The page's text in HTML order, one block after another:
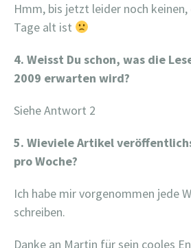
Hmm, bis jetzt leider noch
Tage alt ist
4. Weisst Du schon, was die
2009 erwarten wird?
Siehe Antwort 2
5. Wieviele Artikel
pro Woche?
Ich habe mir vorgenommen jede
schreiben.
Danke an Martin für sein cooles